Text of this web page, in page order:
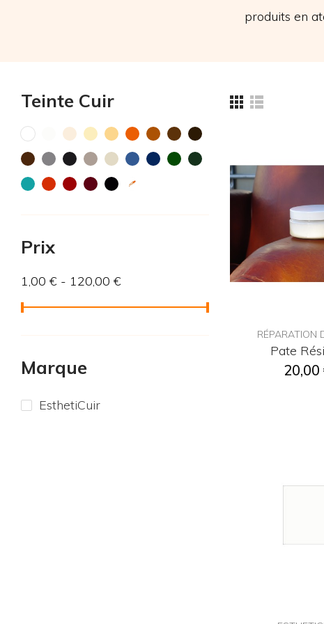
produits en
RÉPARATION
Pate
20,00
Teinte Cuir
Prix
1,00 € - 120,00 €
Marque
EsthetiCuir